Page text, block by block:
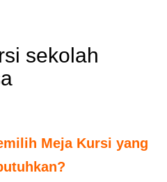
sekolah
Meja Kursi yang